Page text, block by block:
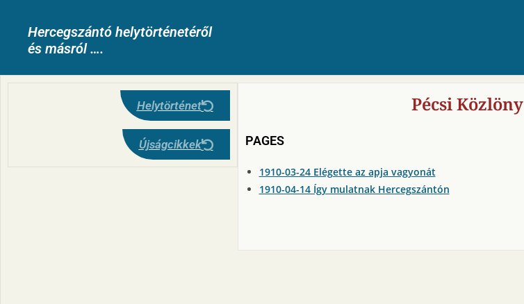
Hercegszántó helytörténetéről
és másról ….
Helytörténet
Újságcikkek
Pécsi Közlöny
PAGES
1910-03-24 Elégette az apja vagyonát
1910-04-14 Így mulatnak Hercegszántón